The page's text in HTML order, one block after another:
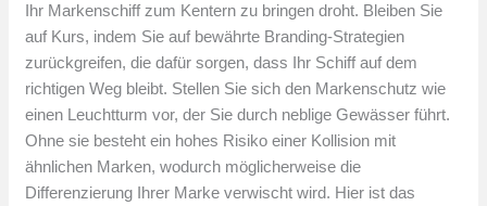
Ihr Markenschiff zum Kentern zu bringen droht. Bleiben Sie
auf Kurs, indem Sie auf bewährte Branding-Strategien
zurückgreifen, die dafür sorgen, dass Ihr Schiff auf dem
richtigen Weg bleibt. Stellen Sie sich den Markenschutz wie
einen Leuchtturm vor, der Sie durch neblige Gewässer führt.
Ohne sie besteht ein hohes Risiko einer Kollision mit
ähnlichen Marken, wodurch möglicherweise die
Differenzierung Ihrer Marke verwischt wird. Hier ist das